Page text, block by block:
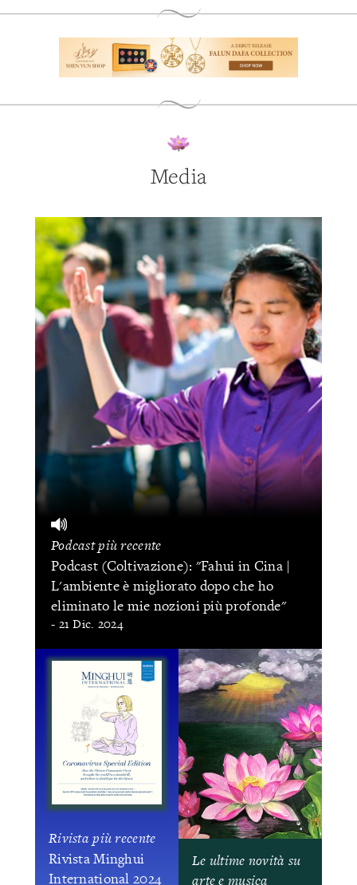
Media
Podcast più recente
Podcast (Coltivazione): "Fahui in Cina |
L'ambiente è migliorato dopo che ho
eliminato le mie nozioni più profonde"
- 21 Dic. 2024
Rivista più recente
Rivista Minghui
International 2024
Le ultime novità su
arte e musica